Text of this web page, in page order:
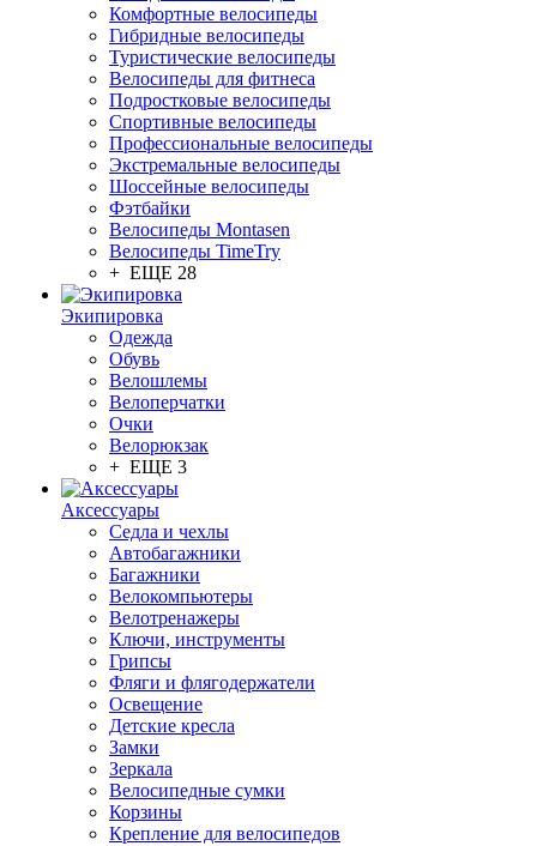
Комфортные велосипеды
Гибридные велосипеды
Туристические велосипеды
Велосипеды для фитнеса
Подростковые велосипеды
Спортивные велосипеды
Профессиональные велосипеды
Экстремальные велосипеды
Шоссейные велосипеды
Фэтбайки
Велосипеды Montasen
Велосипеды TimeTry
+ ЕЩЕ 28
Экипировка
Одежда
Обувь
Велошлемы
Велоперчатки
Очки
Велорюкзак
+ ЕЩЕ 3
Аксессуары
Седла и чехлы
Автобагажники
Багажники
Велокомпьютеры
Велотренажеры
Ключи, инструменты
Грипсы
Фляги и флягодержатели
Освещение
Детские кресла
Замки
Зеркала
Велосипедные сумки
Корзины
Крепление для велосипедов